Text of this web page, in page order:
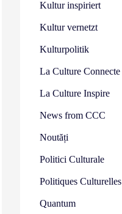
Kultur inspiriert
Kultur vernetzt
Kulturpolitik
La Culture Connecte
La Culture Inspire
News from CCC
Noutăți
Politici Culturale
Politiques Culturelles
Quantum